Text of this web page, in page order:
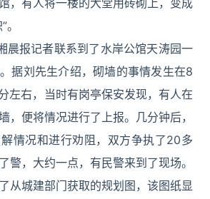
，有人将一楼的大堂用砖砌上，变成
晨报记者联系到了水岸公馆天涛园一
据刘先生介绍，砌墙的事情发生在8
左右，当时有岗亭保安发现，有人在
，便将情况进行了上报。几分钟后，
情况和进行劝阻，双方争执了20多
警，大约一点，有民警来到了现场。
从城建部门获取的规划图，该图纸显